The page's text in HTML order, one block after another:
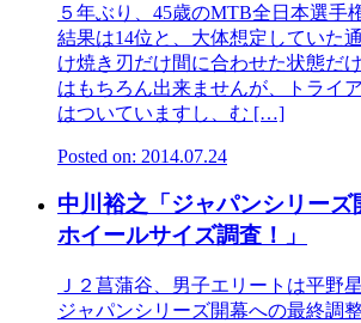
５年ぶり、45歳のMTB全日本選手
結果は14位と、大体想定していた
け焼き刃だけ間に合わせた状態だ
はもちろん出来ませんが、トライ
はついていますし、む […]
Posted on: 2014.07.24
中川裕之「ジャパンシリーズ
ホイールサイズ調査！」
Ｊ２菖蒲谷、男子エリートは平野
ジャパンシリーズ開幕への最終調